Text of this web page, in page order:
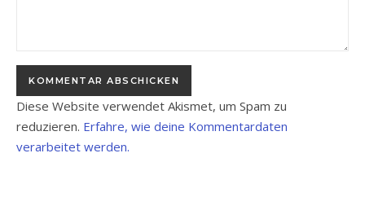
Diese Website verwendet Akismet, um Spam zu
reduzieren. Erfahre, wie deine Kommentardaten
verarbeitet werden.